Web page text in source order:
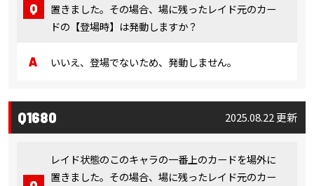
置きました。その場合、場に残ったレイド元のカー
ドの【登場時】は発動しますか？
いいえ、登場でないため、発動しません。
Q1680 2025.08.22 更新
レイド状態のこのキャラの一番上のカードを場外に
置きました。その場合、場に残ったレイド元のカー